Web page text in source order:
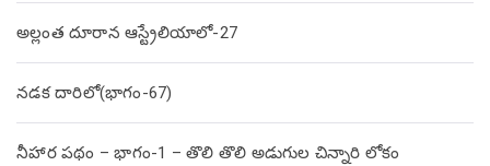
అల్లంత దూరాన ఆస్ట్రేలియాలో-27
నడక దారిలో(భాగం-67)
నీహార పథం – భాగం-1 – తొలి తొలి అడుగుల చిన్నారి లోకం